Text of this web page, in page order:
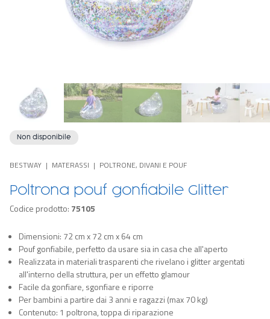
Non disponibile
BESTWAY MATERASSI POLTRONE, DIVANI E POUF
Poltrona pouf gonfiabile Glitter
Codice prodotto: 75105
Dimensioni: 72 cm x 72 cm x 64 cm
Pouf gonfiabile, perfetto da usare sia in casa che all'aperto
Realizzata in materiali trasparenti che rivelano i glitter argentati
all'interno della struttura, per un effetto glamour
Facile da gonfiare, sgonfiare e riporre
Per bambini a partire dai 3 anni e ragazzi (max 70 kg)
Contenuto: 1 poltrona, toppa di riparazione